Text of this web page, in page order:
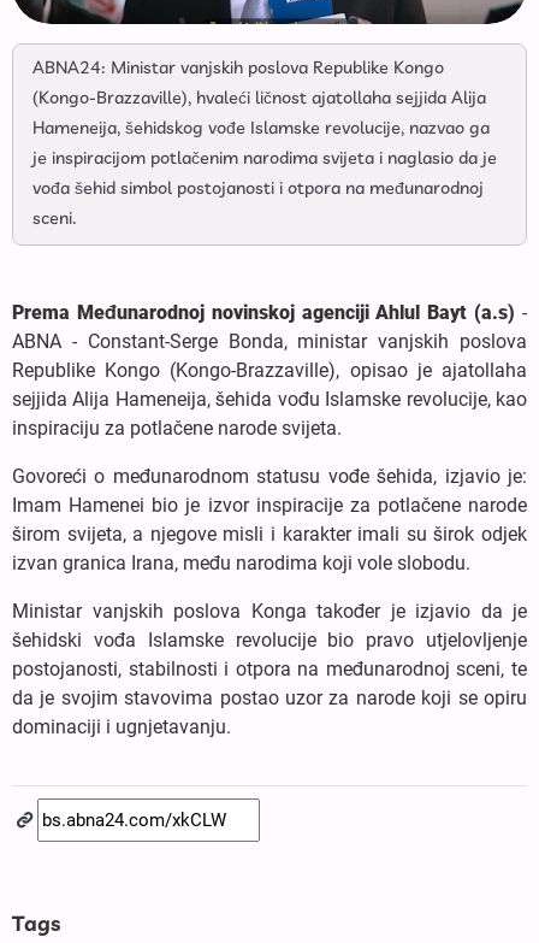
ABNA24: Ministar vanjskih poslova Republike Kongo
(Kongo-Brazzaville), hvaleći ličnost ajatollaha sejjida Alija
Hameneija, šehidskog vođe Islamske revolucije, nazvao ga
je inspiracijom potlačenim narodima svijeta i naglasio da je
vođa šehid simbol postojanosti i otpora na međunarodnoj
sceni.
Prema Međunarodnoj novinskoj agenciji Ahlul Bayt (a.s) -
ABNA - Constant-Serge Bonda, ministar vanjskih poslova
Republike Kongo (Kongo-Brazzaville), opisao je ajatollaha
sejjida Alija Hameneija, šehida vođu Islamske revolucije, kao
inspiraciju za potlačene narode svijeta.
Govoreći o međunarodnom statusu vođe šehida, izjavio je:
Imam Hamenei bio je izvor inspiracije za potlačene narode
širom svijeta, a njegove misli i karakter imali su širok odjek
izvan granica Irana, među narodima koji vole slobodu.
Ministar vanjskih poslova Konga također je izjavio da je
šehidski vođa Islamske revolucije bio pravo utjelovljenje
postojanosti, stabilnosti i otpora na međunarodnoj sceni, te
da je svojim stavovima postao uzor za narode koji se opiru
dominaciji i ugnjetavanju.
Tags